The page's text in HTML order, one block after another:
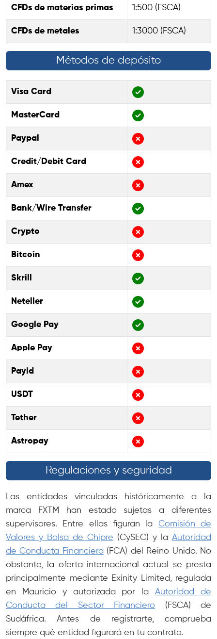
CFDs de materias primas 1:500 (FSCA)
CFDs de metales 1:3000 (FSCA)
Métodos de depósito
Visa Card
MasterCard
Paypal
Credit/Debit Card
Amex
Bank/Wire Transfer
Crypto
Bitcoin
Skrill
Neteller
Google Pay
Apple Pay
Payid
USDT
Tether
Astropay
Regulaciones y seguridad
Las entidades vinculadas históricamente a la
marca FXTM han estado sujetas a diferentes
supervisores. Entre ellas figuran la Comisión de
Valores y Bolsa de Chipre (CySEC) y la Autoridad
de Conducta Financiera(FCA) del Reino Unido. No
obstante, la oferta internacional actual se presta
principalmente mediante Exinity Limited, regulada
en Mauricio y autorizada por laAutoridad de
Conducta del Sector Financiero (FSCA) de
Sudáfrica. Antes de registrarte, comprueba
siempre qué entidad figurará en tu contrato.